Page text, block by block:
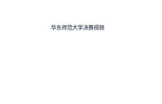
华东师范大学决赛视频